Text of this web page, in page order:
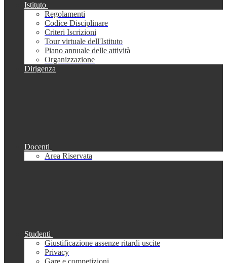
Istituto
Regolamenti
Codice Disciplinare
Criteri Iscrizioni
Tour virtuale dell'Istituto
Piano annuale delle attività
Organizzazione
Dirigenza
Docenti
Area Riservata
Studenti
Giustificazione assenze ritardi uscite
Privacy